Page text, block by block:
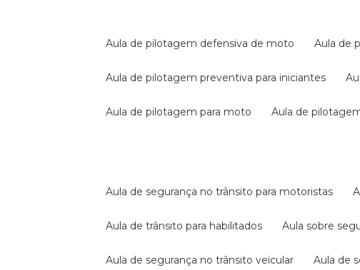
aula de pilotagem defensiva de moto aula
aula de pilotagem preventiva para iniciantes
aula de pilotagem para moto aula de
aula de segurança no trânsito para motoristas
aula de trânsito para habilitados aula sobre
aula de segurança no trânsito veicular aula de